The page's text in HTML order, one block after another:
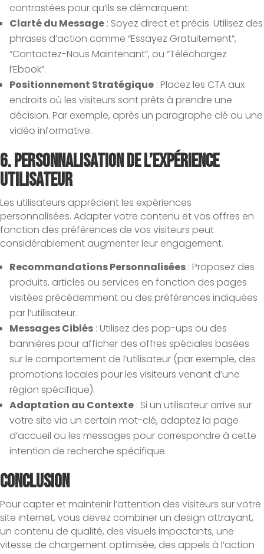
contrastées pour qu’ils se démarquent.
Clarté du Message : Soyez direct et précis. Utilisez des
phrases d’action comme “Essayez Gratuitement”,
“Contactez-Nous Maintenant”, ou “Téléchargez
l’Ebook”.
Positionnement Stratégique : Placez les CTA aux
endroits où les visiteurs sont prêts à prendre une
décision. Par exemple, après un paragraphe clé ou une
vidéo informative.
6.Personnalisation de l’Expérience
Utilisateur
Les utilisateurs apprécient les expériences
personnalisées. Adapter votre contenu et vos offres en
fonction des préférences de vos visiteurs peut
considérablement augmenter leur engagement.
Recommandations Personnalisées : Proposez des
produits, articles ou services en fonction des pages
visitées précédemment ou des préférences indiquées
par l’utilisateur.
Messages Ciblés : Utilisez des pop-ups ou des
bannières pour afficher des offres spéciales basées
sur le comportement de l’utilisateur (par exemple, des
promotions locales pour les visiteurs venant d’une
région spécifique).
Adaptation au Contexte : Si un utilisateur arrive sur
votre site via un certain mot-clé, adaptez la page
d’accueil ou les messages pour correspondre à cette
intention de recherche spécifique.
Conclusion
Pour capter et maintenir l’attention des visiteurs sur votre
site internet, vous devez combiner un design attrayant,
un contenu de qualité, des visuels impactants, une
vitesse de chargement optimisée, des appels à l’action